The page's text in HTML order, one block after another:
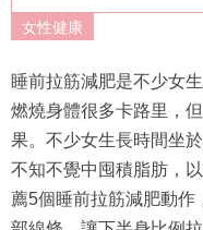
女性健康
睡前拉筋減肥是不少女
燃燒身體很多卡路里，
果。不少女生長時間坐
不知不覺中囤積脂肪，
薦5個睡前拉筋減肥動作